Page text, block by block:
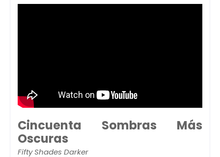
Cincuenta Sombras Más
Oscuras
Fifty Shades Darker